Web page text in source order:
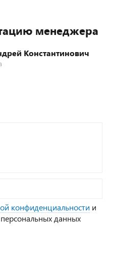
менеджера
Константинович
конфиденциальности и
данных